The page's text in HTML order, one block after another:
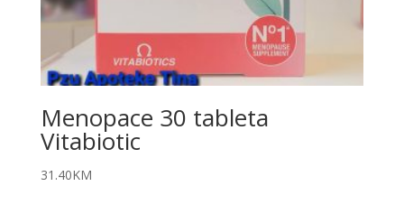
Menopace 30 tableta
Vitabiotic
31.40KM